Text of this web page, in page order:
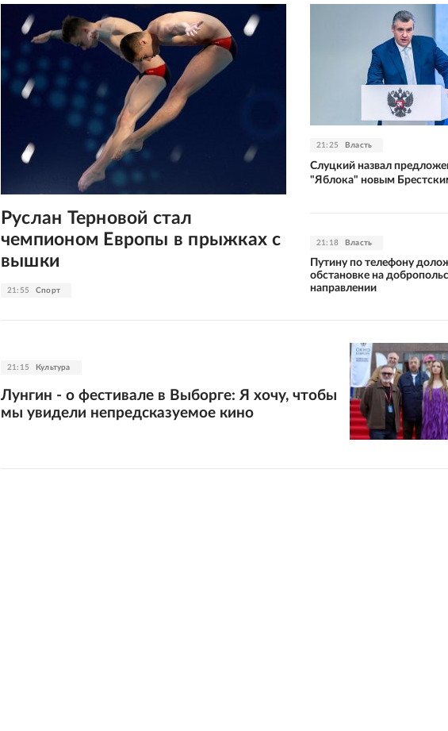
21:55 Спорт
Руслан Терновой стал
чемпионом Европы в прыжках с
вышки
21:25 Власть
Слуцкий назвал
"Яблока" новым
21:18 Власть
Путину по телефону
обстановке на
направлении
21:15 Культура
Лунгин - о фестивале в Выборге: Я хочу, чтобы
мы увидели непредсказуемое кино